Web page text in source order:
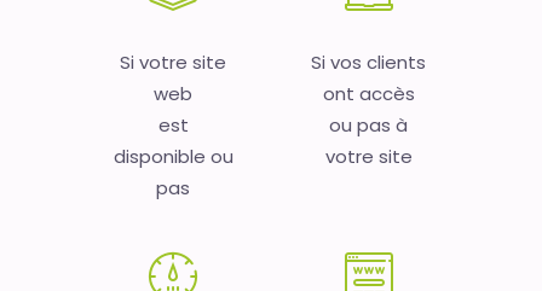
Si votre site
web
est
disponible ou
pas
Si vos clients
ont accès
ou pas à
votre site